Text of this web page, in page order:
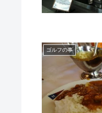
ゴルフの事